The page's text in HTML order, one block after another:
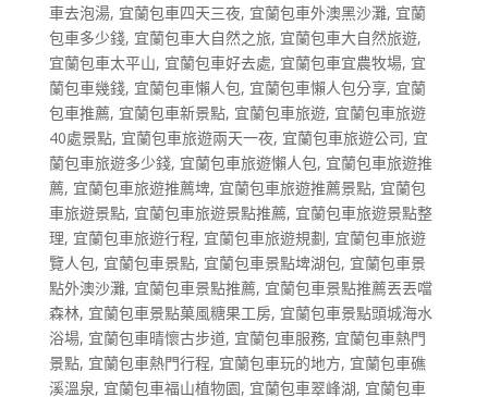
車去泡湯, 宜蘭包車四天三夜, 宜蘭包車外澳黑沙灘, 宜蘭
包車多少錢, 宜蘭包車大自然之旅, 宜蘭包車大自然旅遊,
宜蘭包車太平山, 宜蘭包車好去處, 宜蘭包車宜農牧場, 宜
蘭包車幾錢, 宜蘭包車懶人包, 宜蘭包車懶人包分享, 宜蘭
包車推薦, 宜蘭包車新景點, 宜蘭包車旅遊, 宜蘭包車旅遊
40處景點, 宜蘭包車旅遊兩天一夜, 宜蘭包車旅遊公司, 宜
蘭包車旅遊多少錢, 宜蘭包車旅遊懶人包, 宜蘭包車旅遊推
薦, 宜蘭包車旅遊推薦埤, 宜蘭包車旅遊推薦景點, 宜蘭包
車旅遊景點, 宜蘭包車旅遊景點推薦, 宜蘭包車旅遊景點整
理, 宜蘭包車旅遊行程, 宜蘭包車旅遊規劃, 宜蘭包車旅遊
覽人包, 宜蘭包車景點, 宜蘭包車景點埤湖包, 宜蘭包車景
點外澳沙灘, 宜蘭包車景點推薦, 宜蘭包車景點推薦丟丟噹
森林, 宜蘭包車景點菓風糖果工房, 宜蘭包車景點頭城海水
浴場, 宜蘭包車晴懷古步道, 宜蘭包車服務, 宜蘭包車熱門
景點, 宜蘭包車熱門行程, 宜蘭包車玩的地方, 宜蘭包車礁
溪溫泉, 宜蘭包車福山植物園, 宜蘭包車翠峰湖, 宜蘭包車